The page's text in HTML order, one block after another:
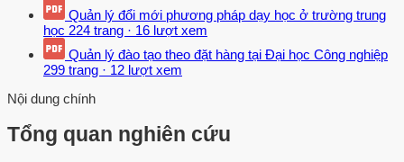
Quản lý đổi mới phương pháp dạy học ở trường trung
học 224 trang · 16 lượt xem
Quản lý đào tạo theo đặt hàng tại Đại học Công nghiệp
299 trang · 12 lượt xem
Nội dung chính
Tổng quan nghiên cứu